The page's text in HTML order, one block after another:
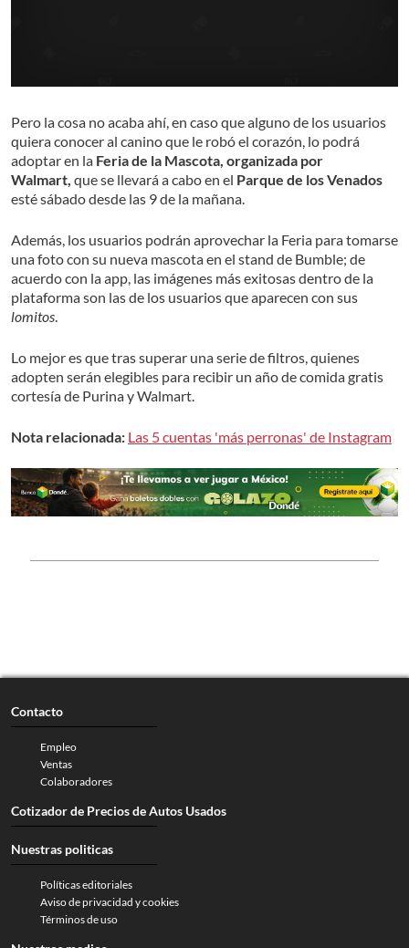
Pero la cosa no acaba ahí, en caso que alguno de los usuarios
quiera conocer al canino que le robó el corazón, lo podrá
adoptar en la Feria de la Mascota, organizada por
Walmart, que se llevará a cabo en el Parque de los Venados
esté sábado desde las 9 de la mañana.
Además, los usuarios podrán aprovechar la Feria para tomarse
una foto con su nueva mascota en el stand de Bumble; de
acuerdo con la app, las imágenes más exitosas dentro de la
plataforma son las de los usuarios que aparecen con sus
lomitos.
Lo mejor es que tras superar una serie de filtros, quienes
adopten serán elegibles para recibir un año de comida gratis
cortesía de Purina y Walmart.
Nota relacionada: Las 5 cuentas 'más perronas' de Instagram
Contacto
Empleo
Ventas
Colaboradores
Cotizador de Precios de Autos Usados
Nuestras politicas
Políticas editoriales
Aviso de privacidad y cookies
Términos de uso